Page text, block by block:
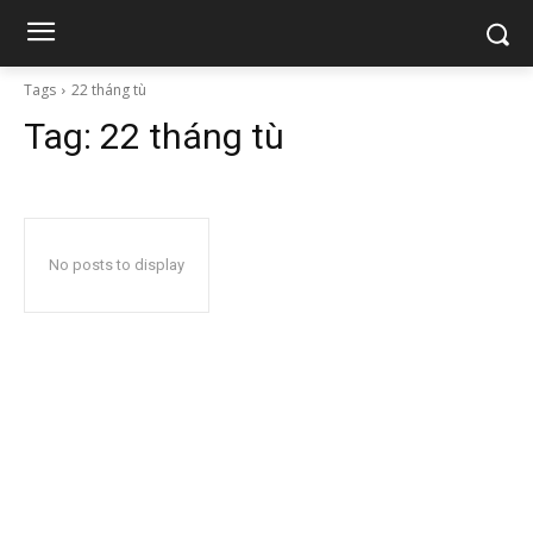
Tags 22 tháng tù
Tag: 22 tháng tù
No posts to display